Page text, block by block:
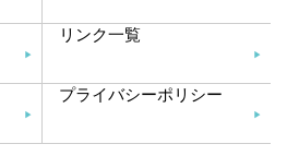
リンク一覧
プライバシーポリシー